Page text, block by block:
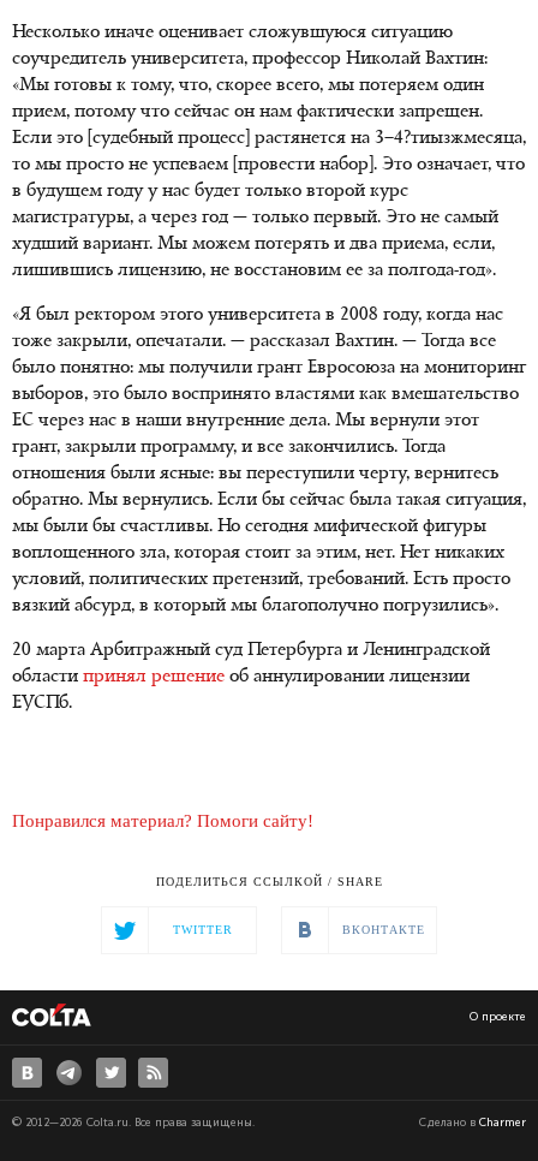
Несколько иначе оценивает сложувшуюся ситуацию
соучредитель университета, профессор Николай Вахтин:
«Мы готовы к тому, что, скорее всего, мы потеряем один
прием, потому что сейчас он нам фактически запрещен.
Если это [судебный процесс] растянется на 3–4?тиызжмесяца,
то мы просто не успеваем [провести набор]. Это означает, что
в будущем году у нас будет только второй курс
магистратуры, а через год — только первый. Это не самый
худший вариант. Мы можем потерять и два приема, если,
лишившись лицензию, не восстановим ее за полгода-год».
«Я был ректором этого университета в 2008 году, когда нас
тоже закрыли, опечатали. — рассказал Вахтин. — Тогда все
было понятно: мы получили грант Евросоюза на мониторинг
выборов, это было воспринято властями как вмешательство
ЕС через нас в наши внутренние дела. Мы вернули этот
грант, закрыли программу, и все закончились. Тогда
отношения были ясные: вы переступили черту, вернитесь
обратно. Мы вернулись. Если бы сейчас была такая ситуация,
мы были бы счастливы. Но сегодня мифической фигуры
воплощенного зла, которая стоит за этим, нет. Нет никаких
условий, политических претензий, требований. Есть просто
вязкий абсурд, в который мы благополучно погрузились».
20 марта Арбитражный суд Петербурга и Ленинградской
области принял решение об аннулировании лицензии
ЕУСПб.
Понравился материал? Помоги сайту!
ПОДЕЛИТЬСЯ ССЫЛКОЙ / SHARE
TWITTER ВКОНТАКТЕ
О проекте
© 2012—2026 Colta.ru. Все права защищены. Сделано в Charmer